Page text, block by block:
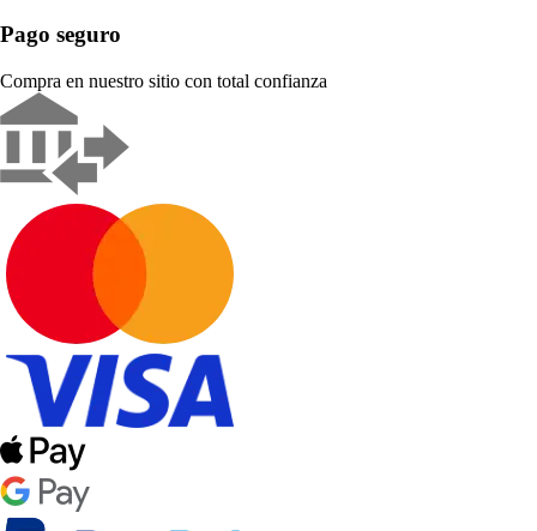
Pago seguro
Compra en nuestro sitio con total confianza